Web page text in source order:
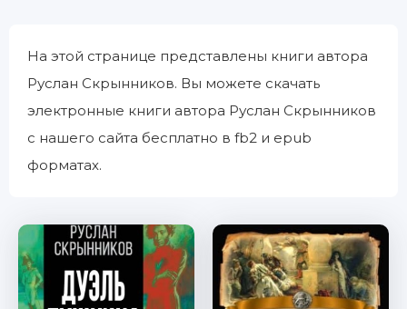
На этой странице представлены книги автора
Руслан Скрынников. Вы можете скачать
электронные книги автора Руслан Скрынников
с нашего сайта бесплатно в fb2 и epub
форматах.